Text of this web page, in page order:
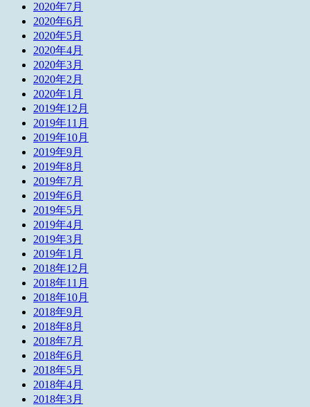
2020年7月
2020年6月
2020年5月
2020年4月
2020年3月
2020年2月
2020年1月
2019年12月
2019年11月
2019年10月
2019年9月
2019年8月
2019年7月
2019年6月
2019年5月
2019年4月
2019年3月
2019年1月
2018年12月
2018年11月
2018年10月
2018年9月
2018年8月
2018年7月
2018年6月
2018年5月
2018年4月
2018年3月